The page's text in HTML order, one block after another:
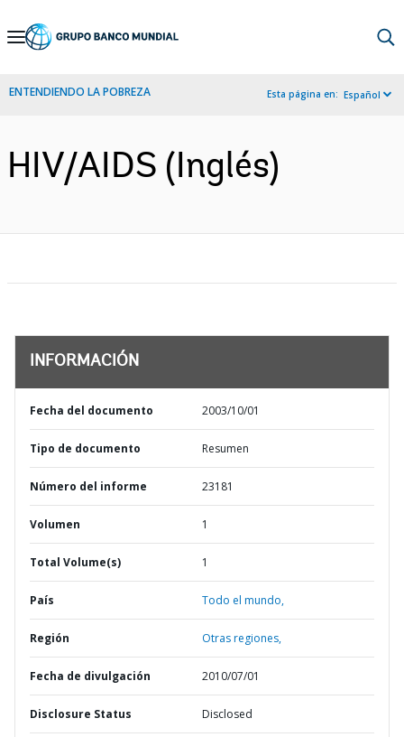
Skip
Navigation
ENTENDIENDO LA POBREZA Esta página en: Español
HIV/AIDS (Inglés)
INFORMACIÓN
Fecha del documento 2003/10/01
Tipo de documento Resumen
Número del informe 23181
Volumen 1
Total Volume(s) 1
País Todo el mundo,
Región Otras regiones,
Fecha de divulgación 2010/07/01
Disclosure Status Disclosed